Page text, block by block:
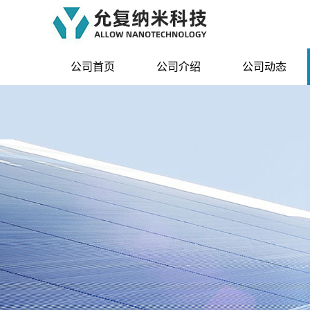
公司首页 公司介绍 公司动态